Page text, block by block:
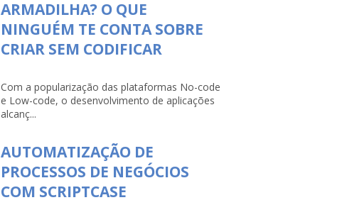
ARMADILHA? O QUE
NINGUÉM TE CONTA SOBRE
CRIAR SEM CODIFICAR
Com a popularização das plataformas No-code
e Low-code, o desenvolvimento de aplicações
alcanç...
AUTOMATIZAÇÃO DE
PROCESSOS DE NEGÓCIOS
COM SCRIPTCASE